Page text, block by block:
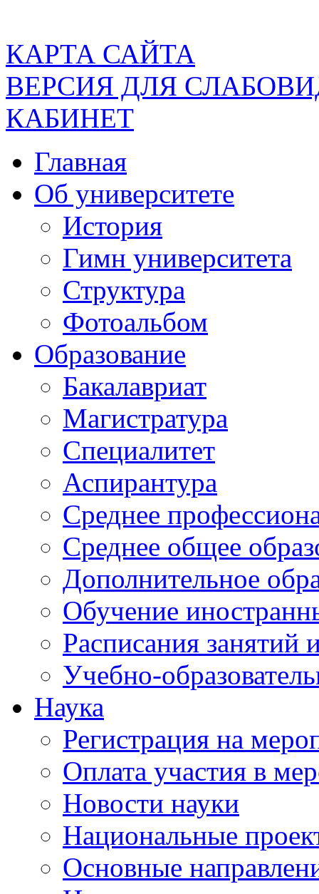
КАРТА САЙТА
ВЕРСИЯ ДЛЯ
КАБИНЕТ
Главная
Об университете
История
Гимн университета
Структура
Фотоальбом
Образование
Бакалавриат
Магистратура
Специалитет
Аспирантура
Среднее
Среднее общее
Дополнительное
Обучение
Расписания занятий
Учебно-
Наука
Регистрация на
Оплата участия в
Новости науки
Национальные
Основные